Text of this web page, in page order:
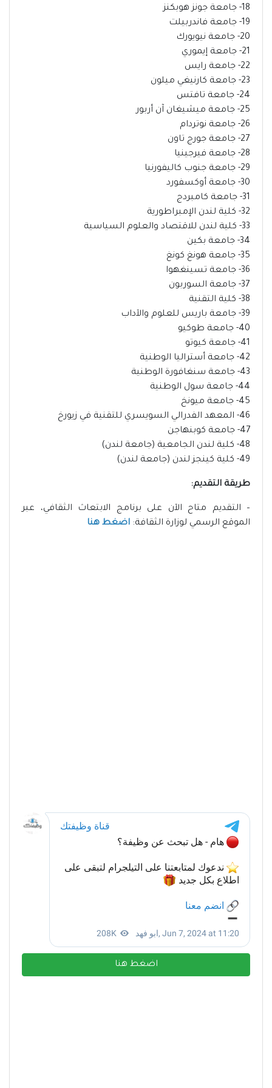
18- جامعة جونز هوبكنز
19- جامعة فاندربيلت
20- جامعة نيويورك
21- جامعة إيموري
22- جامعة رايس
23- جامعة كارنيغي ميلون
24- جامعة تافتس
25- جامعة ميشيغان آن أربور
26- جامعة نوتردام
27- جامعة جورج تاون
28- جامعة فيرجينيا
29- جامعة جنوب كاليفورنيا
30- جامعة أوكسفورد
31- جامعة كامبردج
32- كلية لندن الإمبراطورية
33- كلية لندن للاقتصاد والعلوم السياسية
34- جامعة بكين
35- جامعة هونغ كونغ
36- جامعة تسينغهوا
37- جامعة السوربون
38- كلية التقنية
39- جامعة باريس للعلوم والآداب
40- جامعة طوكيو
41- جامعة كيوتو
42- جامعة أستراليا الوطنية
43- جامعة سنغافورة الوطنية
44- جامعة سول الوطنية
45- جامعة ميونخ
46- المعهد الفدرالي السويسري للتقنية في زيورخ
47- جامعة كوبنهاجن
48- كلية لندن الجامعية (جامعة لندن)
49- كلية كينجز لندن (جامعة لندن)
طريقة التقديم:
– التقديم متاح الآن على برنامج الابتعاث الثقافي، عبر
الموقع الرسمي لوزارة الثقافة: اضغط هنا
اضغط هنا